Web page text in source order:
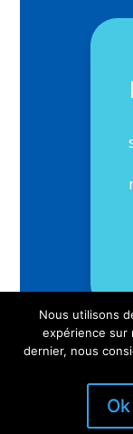
Nous utilisons
expérience sur
dernier, nous
Ok